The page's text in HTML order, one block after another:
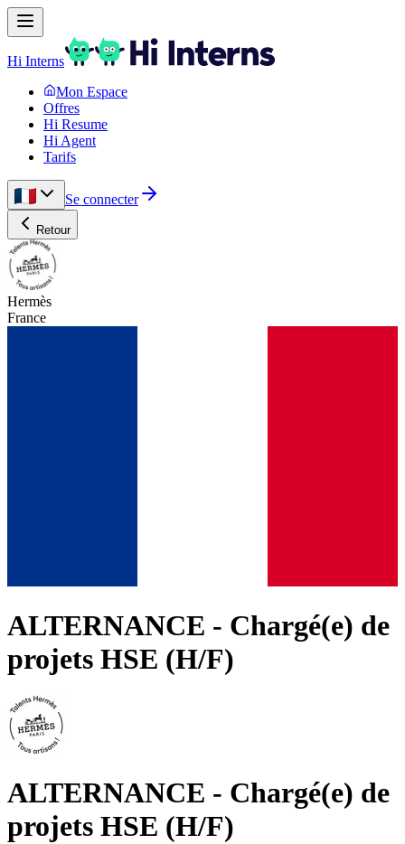
Hi Interns
Mon Espace
Offres
Hi Resume
Hi Agent
Tarifs
Se connecter
Retour
Hermès
France
ALTERNANCE - Chargé(e) de
projets HSE (H/F)
ALTERNANCE - Chargé(e) de
projets HSE (H/F)